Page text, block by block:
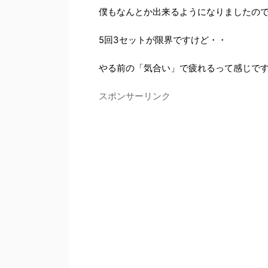
僕もなんとか出来るようになりましたの
5回3セットが限界ですけど・・
やる前の「気合い」で疲れるって感じです
スポンサーリンク